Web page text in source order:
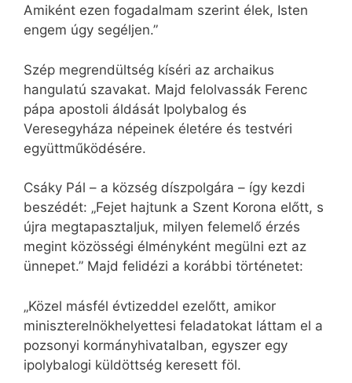
Amiként ezen fogadalmam szerint élek, Isten
engem úgy segéljen.”
Szép megrendültség kíséri az archaikus
hangulatú szavakat. Majd felolvassák Ferenc
pápa apostoli áldását Ipolybalog és
Veresegyháza népeinek életére és testvéri
együttműködésére.
Csáky Pál – a község díszpolgára – így kezdi
beszédét: „Fejet hajtunk a Szent Korona előtt, s
újra megtapasztaljuk, milyen felemelő érzés
megint közösségi élményként megülni ezt az
ünnepet.” Majd felidézi a korábbi történetet:
„Közel másfél évtizeddel ezelőtt, amikor
miniszterelnökhelyettesi feladatokat láttam el a
pozsonyi kormányhivatalban, egyszer egy
ipolybalogi küldöttség keresett föl.